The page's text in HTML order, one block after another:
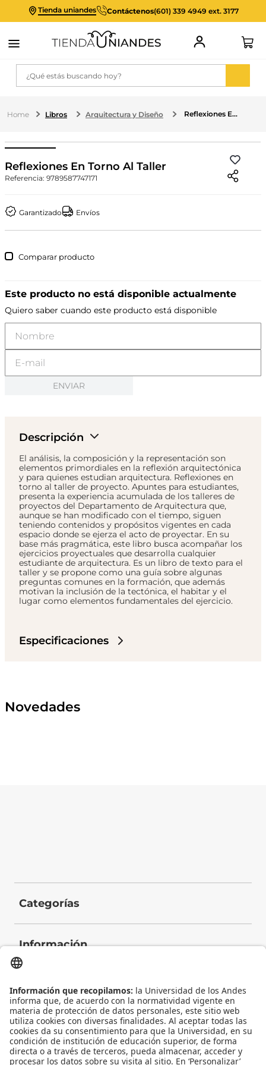
Tienda uniandes Contáctenos(601) 339 4949 ext. 3177
¿Qué estás buscando hoy?
Libros Arquitectura y Diseño Reflexiones En Torno Al Taller
Reflexiones En Torno Al Taller
Referencia: 9789587747171
Garantizado Envíos
Comparar
Este producto no está disponible actualmente
Quiero saber cuando este producto está disponible
ENVIAR
Descripción
El análisis, la composición y la representación son
elementos primordiales en la reflexión arquitectónica
y para quienes estudian arquitectura. Reflexiones en
torno al taller de proyecto. Apuntes para estudiantes,
presenta la experiencia acumulada de los talleres de
proyectos del Departamento de Arquitectura que,
aunque se han modificado con el tiempo, siguen
teniendo contenidos y propósitos vigentes en cada
espacio donde se ejerza el acto de proyectar. En su
base más pragmática, este libro busca acompañar los
ejercicios proyectuales que desarrolla cualquier
estudiante de arquitectura. Es un libro de texto para el
taller y se propone como una guía sobre algunas
preguntas comunes en la formación, que además
motivan la inclusión de la tectónica, el habitar y el
lugar como elementos fundamentales del ejercicio.
Especificaciones
Novedades
Categorías
Información
Contacto